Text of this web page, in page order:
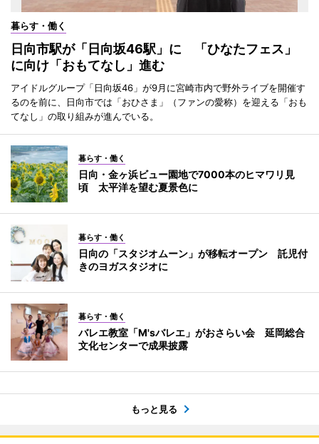
暮らす・働く
日向市駅が「日向坂46駅」に 「ひなたフェス」
に向け「おもてなし」進む
アイドルグループ「日向坂46」が9月に宮崎市内で野外ライブを開催す
るのを前に、日向市では「おひさま」（ファンの愛称）を迎える「おも
てなし」の取り組みが進んでいる。
暮らす・働く
日向・金ヶ浜ビュー園地で7000本のヒマワリ見
頃 太平洋を望む夏景色に
暮らす・働く
日向の「スタジオムーン」が移転オープン 託児付
きのヨガスタジオに
暮らす・働く
バレエ教室「M'sバレエ」がおさらい会 延岡総合
文化センターで成果披露
もっと見る